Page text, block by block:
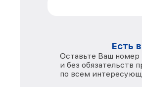
Есть
Оставьте Ваш номер
и без обязательств
по всем